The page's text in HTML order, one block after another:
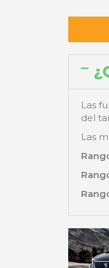
Las
del
Las